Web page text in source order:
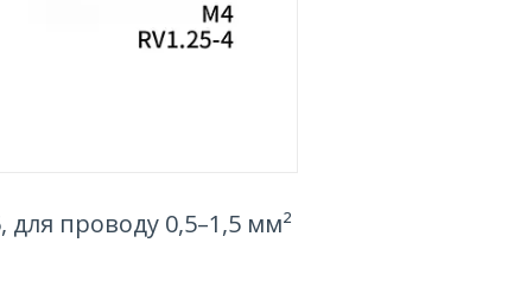
для проводу 0,5–1,5 мм²